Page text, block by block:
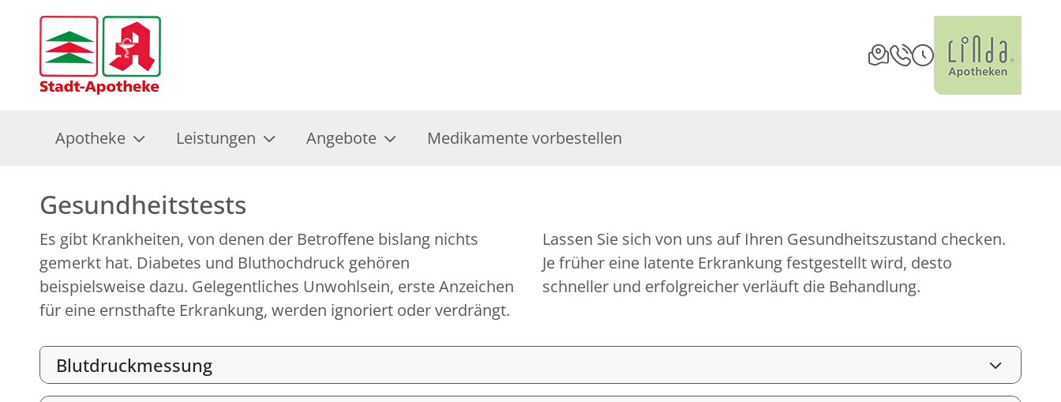
Apotheke Leistungen Angebote Medikamente vorbestellen
Gesundheitstests
Es gibt Krankheiten, von denen der Betroffene bislang nichts
gemerkt hat. Diabetes und Bluthochdruck gehören
beispielsweise dazu. Gelegentliches Unwohlsein, erste Anzeichen
für eine ernsthafte Erkrankung, werden ignoriert oder verdrängt.
Lassen Sie sich von uns auf Ihren Gesundheitszustand checken.
Je früher eine latente Erkrankung festgestellt wird, desto
schneller und erfolgreicher verläuft die Behandlung.
Blutdruckmessung